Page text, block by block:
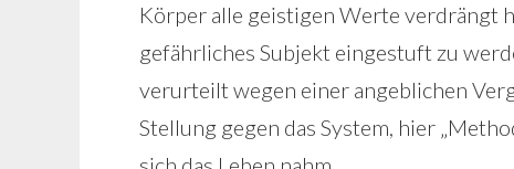
Körper alle geistigen Werte verdrängt
gefährliches Subjekt eingestuft zu
verurteilt wegen einer angeblichen
Stellung gegen das System, hier